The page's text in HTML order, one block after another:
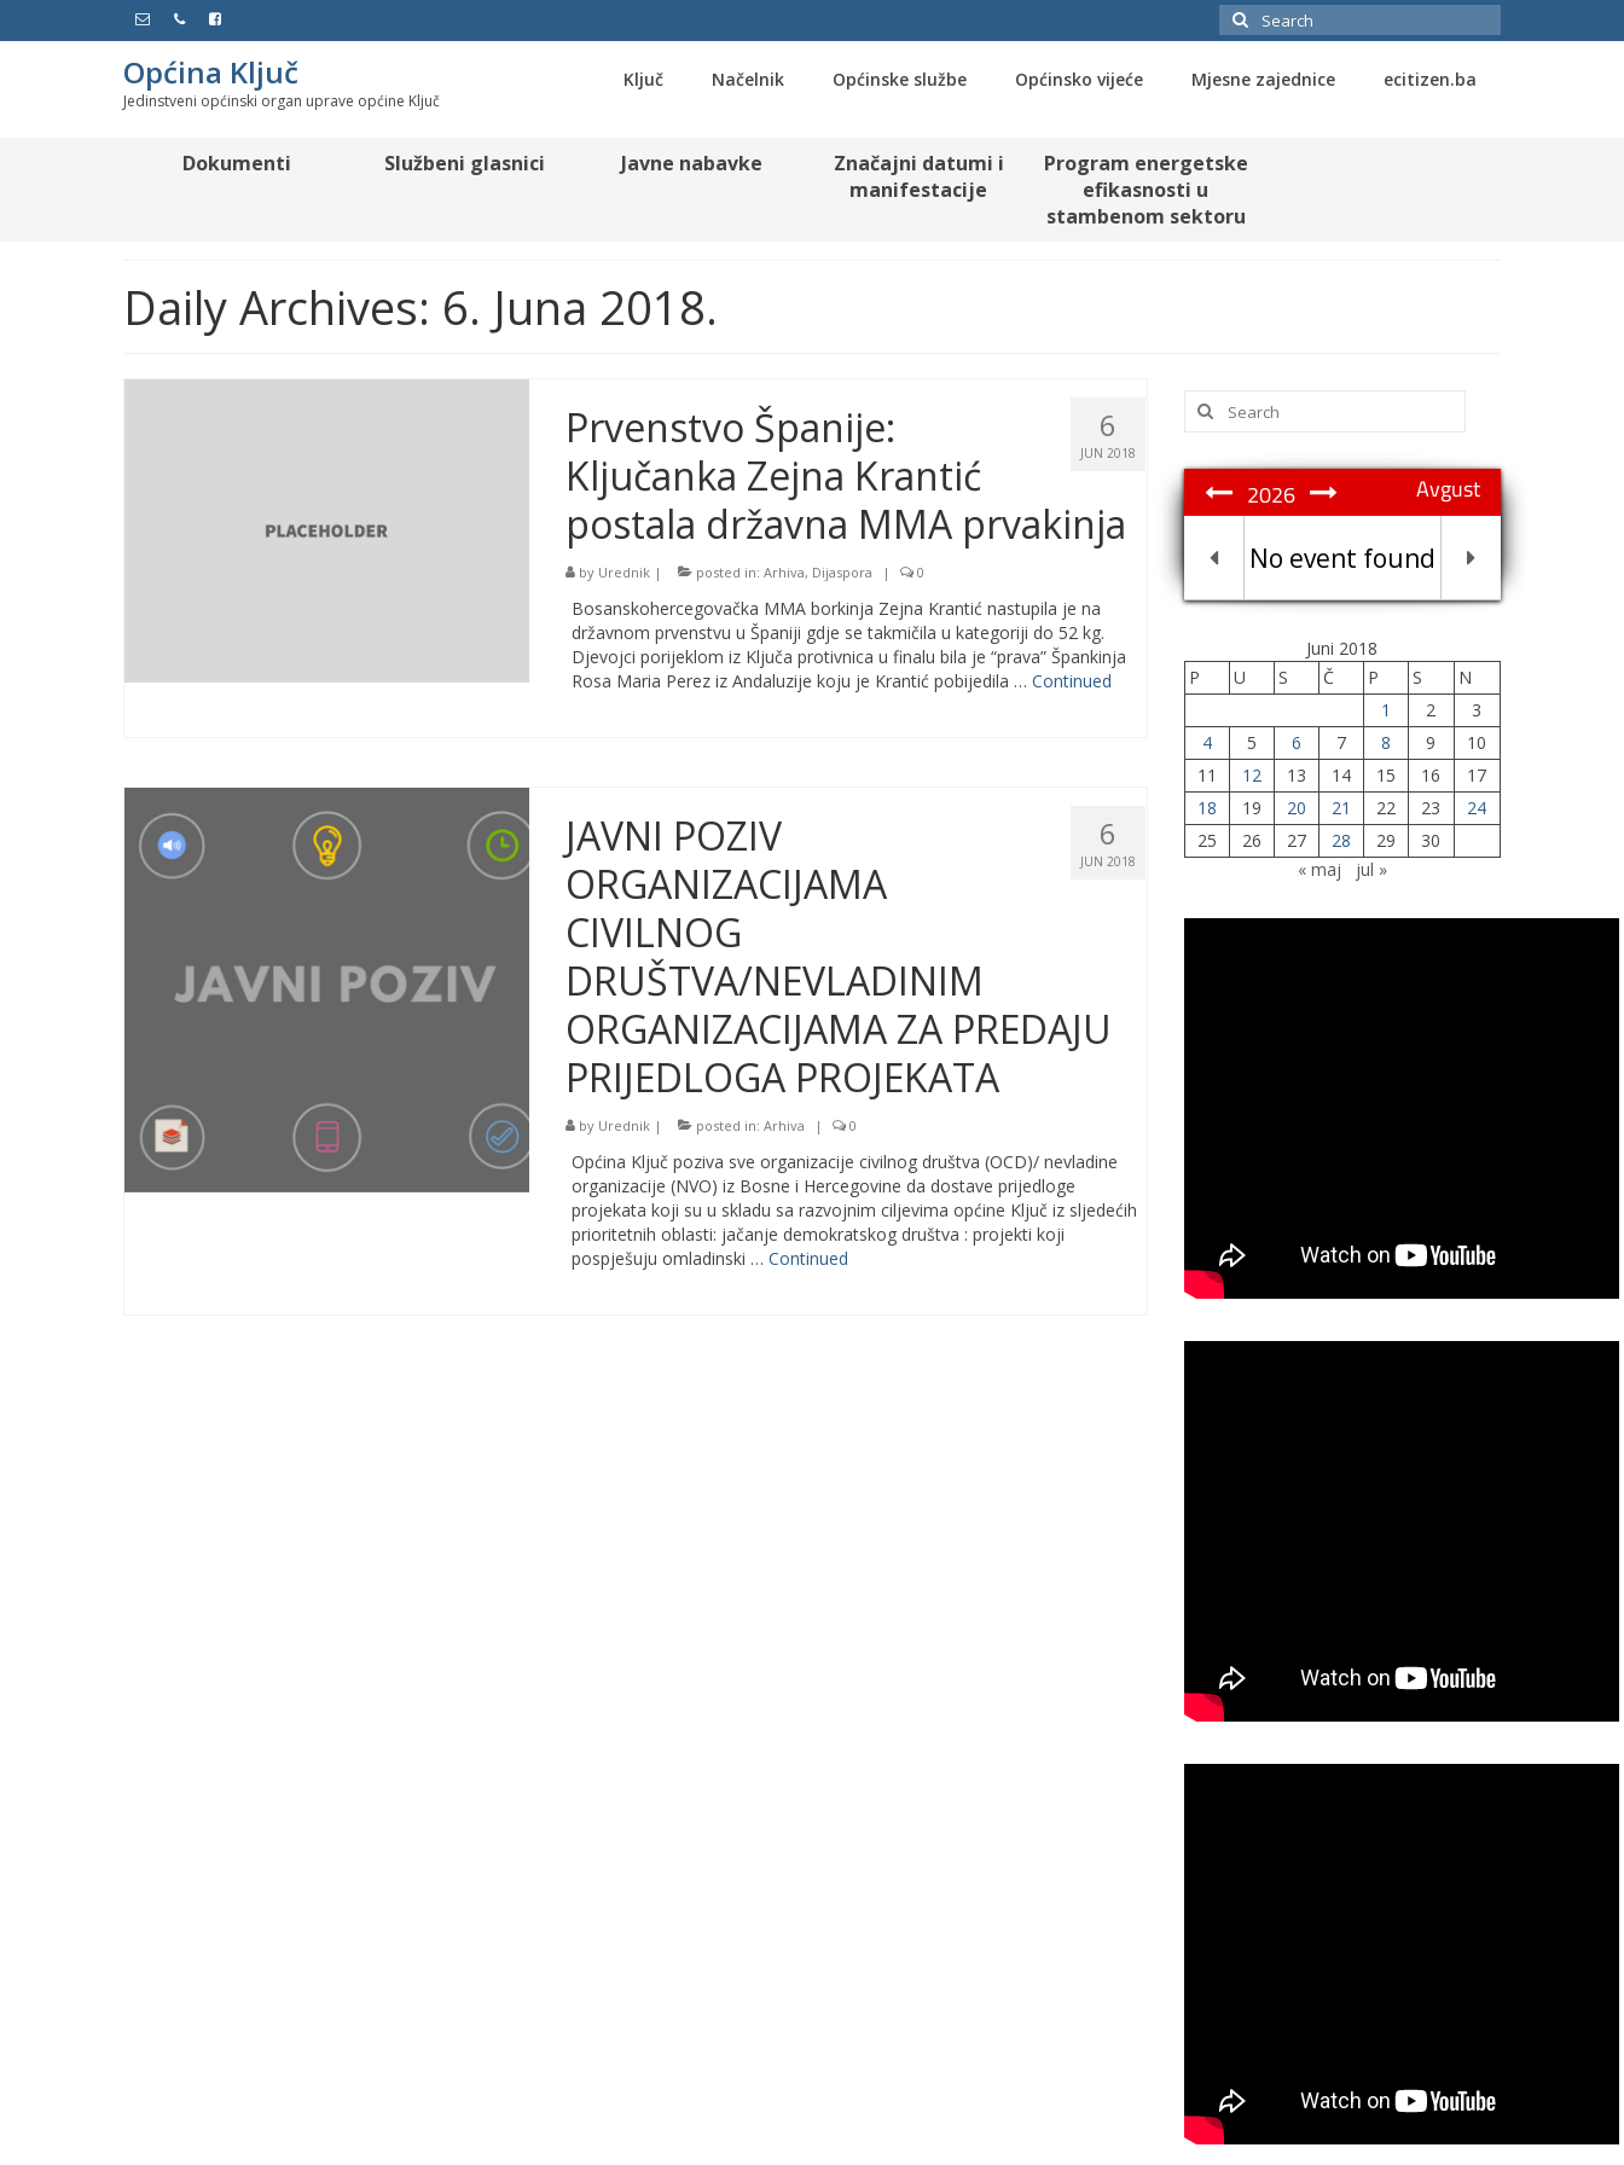
Search
for:
Općina Ključ
Jedinstveni općinski organ uprave općine Ključ
Ključ Načelnik Općinske službe Općinsko vijeće Mjesne zajednice ecitizen.ba
Dokumenti Službeni glasnici Javne nabavke
Značajni datumi i
manifestacije
Program energetske
efikasnosti u
stambenom sektoru
Daily Archives: 6. Juna 2018.
6
JUN 2018
Prvenstvo Španije:
Ključanka Zejna Krantić
postala državna MMA prvakinja
by Urednik| posted in: Arhiva, Dijaspora | 0
Bosanskohercegovačka MMA borkinja Zejna Krantić nastupila je na
državnom prvenstvu u Španiji gdje se takmičila u kategoriji do 52 kg.
Djevojci porijeklom iz Ključa protivnica u finalu bila je “prava” Špankinja
Rosa Maria Perez iz Andaluzije koju je Krantić pobijedila … Continued
6
JUN 2018
JAVNI POZIV
ORGANIZACIJAMA
CIVILNOG
DRUŠTVA/NEVLADINIM
ORGANIZACIJAMA ZA PREDAJU
PRIJEDLOGA PROJEKATA
by Urednik| posted in: Arhiva | 0
Općina Ključ poziva sve organizacije civilnog društva (OCD)/ nevladine
organizacije (NVO) iz Bosne i Hercegovine da dostave prijedloge
projekata koji su u skladu sa razvojnim ciljevima općine Ključ iz sljedećih
prioritetnih oblasti: jačanje demokratskog društva : projekti koji
pospješuju omladinski … Continued
Search
for:
Avgust
2026
No event found
Juni 2018
P
U S Č P S
N
1
2
3
4
5 6 7 8 9
10
11
12 13 14 15 16
17
18
19 20 21 22 23
24
25
26 27 28 29
30
« maj
jul »